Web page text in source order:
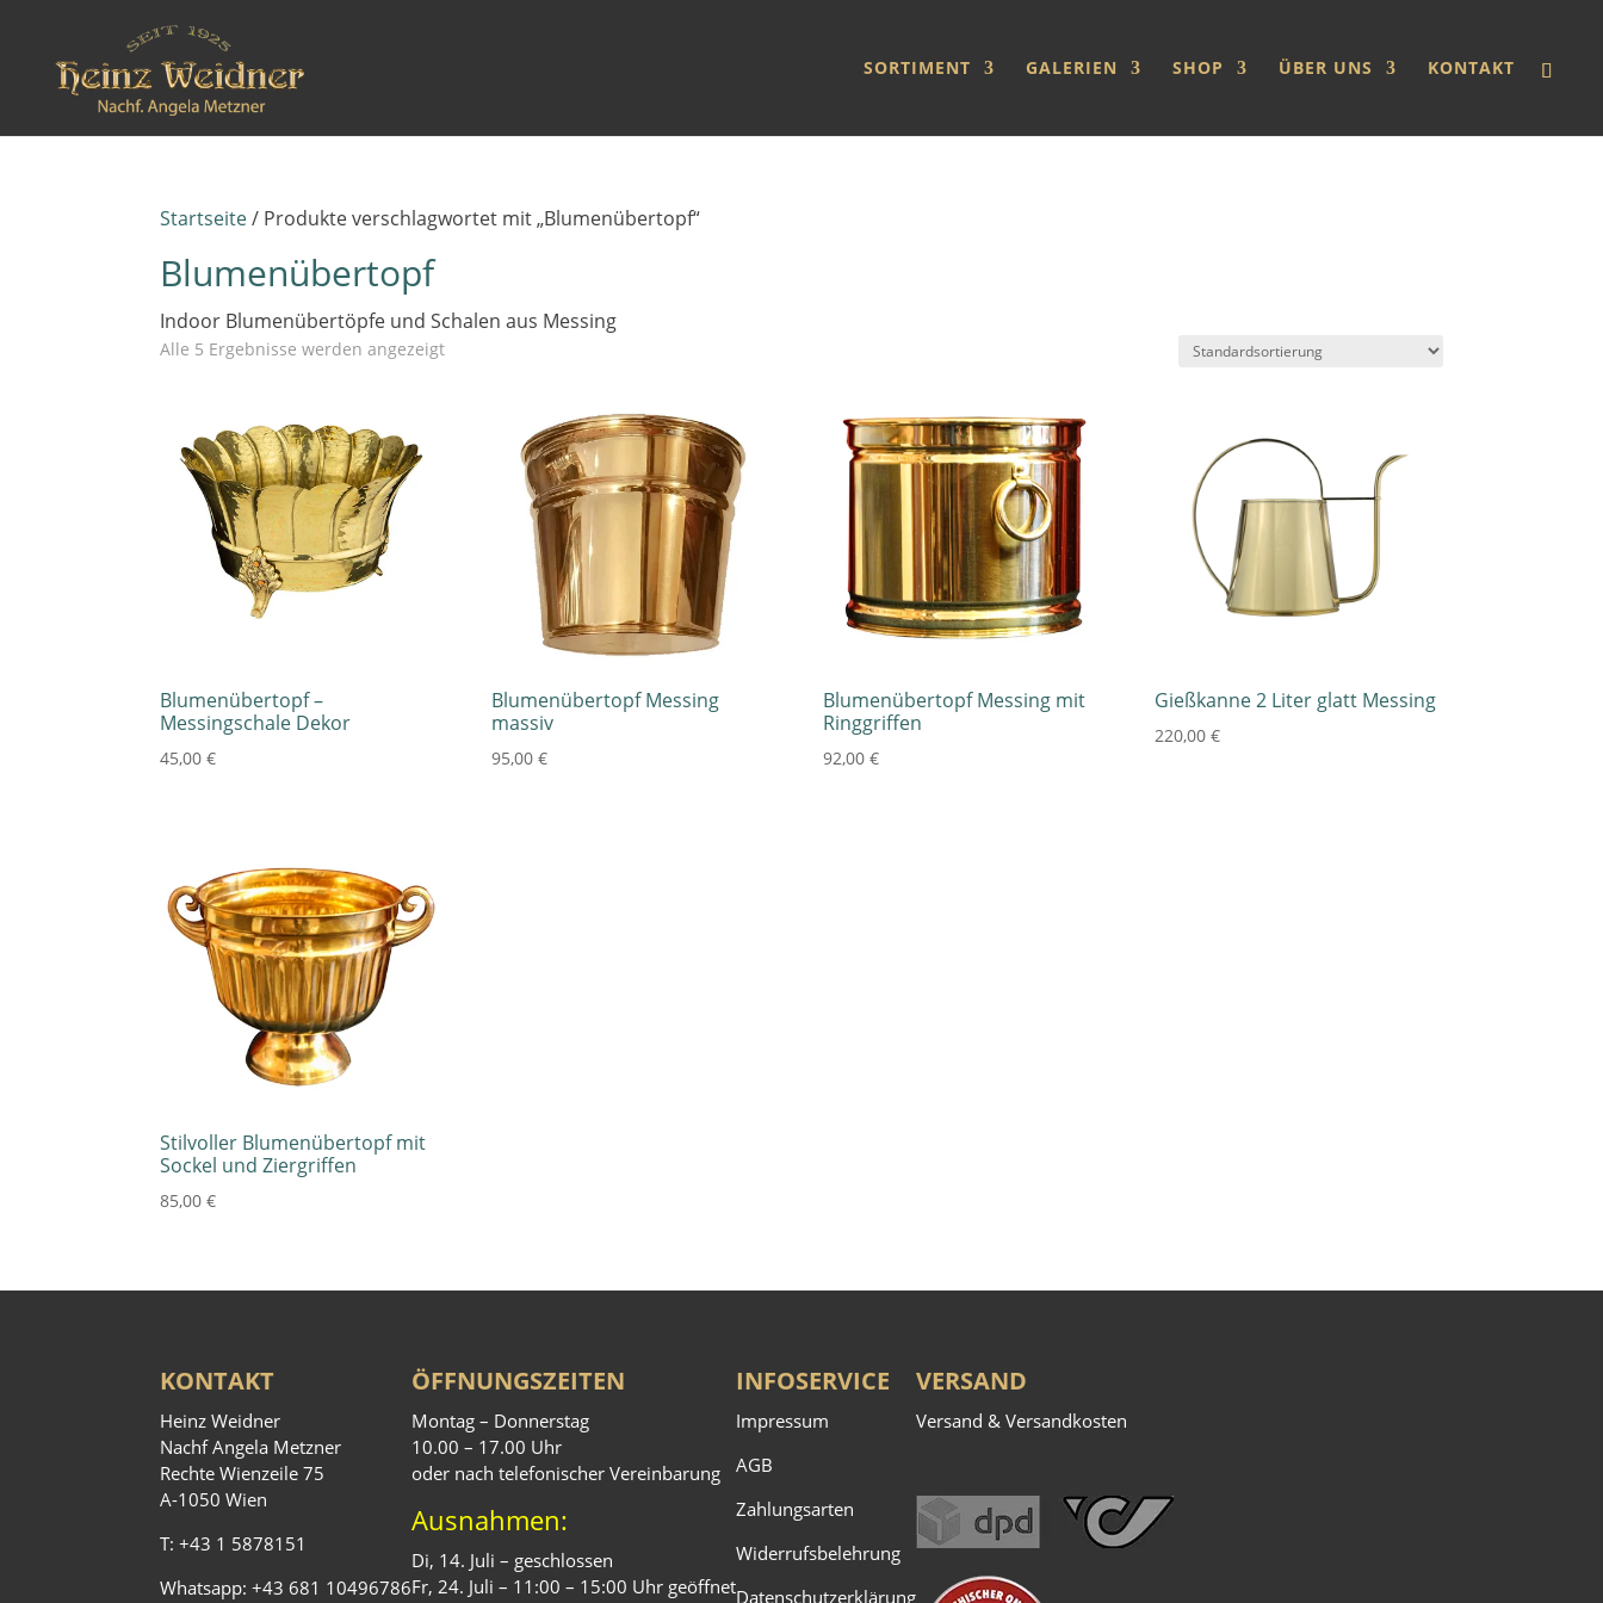
SORTIMENT GALERIEN SHOP ÜBER UNS KONTAKT
Startseite/ Produkte verschlagwortet mit „Blumenübertopf“
Blumenübertopf
Indoor Blumenübertöpfe und Schalen aus Messing
Alle 5 Ergebnisse werden angezeigt
Blumenübertopf –
Messingschale Dekor
45,00€
Blumenübertopf Messing
massiv
95,00€
Blumenübertopf Messing mit
Ringgriffen
92,00€
Gießkanne 2 Liter glatt Messing
220,00€
Stilvoller Blumenübertopf mit
Sockel und Ziergriffen
85,00€
KONTAKT
Heinz Weidner
Nachf Angela Metzner
Rechte Wienzeile 75
A-1050 Wien
T:+43 1 5878151
Whatsapp:+43 681 10496786
ÖFFNUNGSZEITEN
Montag – Donnerstag
10.00 – 17.00 Uhr
oder nach telefonischer Vereinbarung
Ausnahmen:
Di, 14. Juli – geschlossen
Fr, 24. Juli – 11:00 – 15:00 Uhr geöffnet
INFOSERVICE
Impressum
AGB
Zahlungsarten
Widerrufsbelehrung
Datenschutzerklärung
VERSAND
Versand & Versandkosten